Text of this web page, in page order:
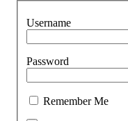
Username
Password
Remember Me